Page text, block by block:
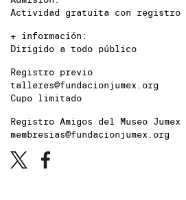
Actividad gratuita con registro
+ información:
Dirigido a todo público
Registro previo
talleres@fundacionjumex.org
Cupo limitado
Registro Amigos del Museo Jumex
membresias@fundacionjumex.org